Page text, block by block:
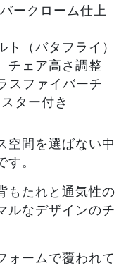
ークローム仕上
（バタフライ）
チェア高さ調整
スファイバーチ
ター付き
空間を選ばない中
。
もたれと通気性の
ルなデザインのチ
ォームで覆われて